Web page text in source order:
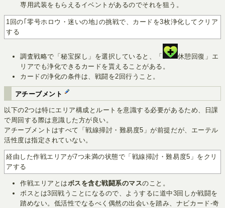
専用武装をもらえるイベントがあるのでそれを狙う。
1回の｢零号ホロウ・迷いの地｣の挑戦で、カードを3枚浄化してクリア
する
調査戦略で「秘宝探し」を選択していると、「
休憩回復」エ
リアでも浄化できるカードを貰えることがある。
カードの浄化の条件は、戦闘を2回行うこと。
アチーブメント
以下の2つは特にエリア構成とルートを意識する必要があるため、日課
で周回する際は意識した方が良い。
アチーブメントはすべて「戦線掃討・難易度5」が前提だが、エーテル
活性度は指定されていない。
経由した作戦エリアが7つ未満の状態で「戦線掃討・難易度5」をクリ
アする
作戦エリアとはボスを含む戦闘系のマスのこと。
ボスとは3回戦うことになるので、ようするに道中3回しか戦闘を
踏めない。低活性でなるべく偶然の出会いを踏み、ナビカード-奇